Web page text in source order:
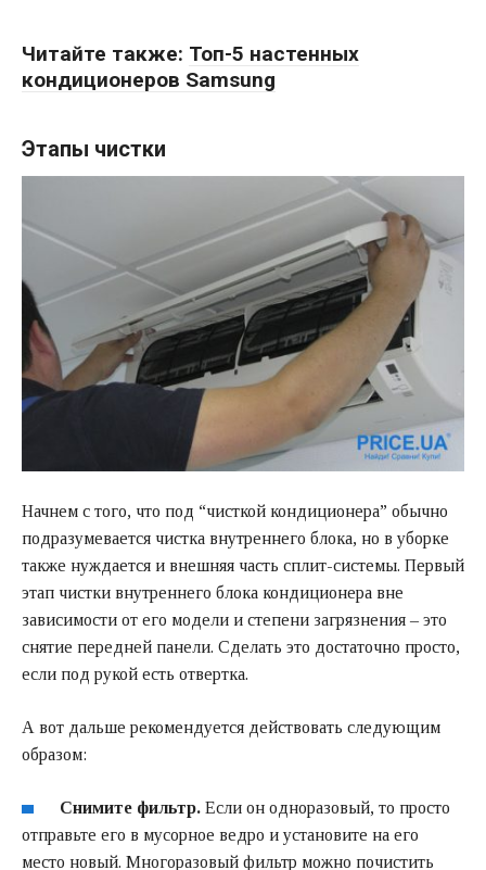
Читайте также: Топ-5 настенных
кондиционеров Samsung
Этапы чистки
Начнем с того, что под “чисткой кондиционера” обычно
подразумевается чистка внутреннего блока, но в уборке
также нуждается и внешняя часть сплит-системы. Первый
этап чистки внутреннего блока кондиционера вне
зависимости от его модели и степени загрязнения – это
снятие передней панели. Сделать это достаточно просто,
если под рукой есть отвертка.
А вот дальше рекомендуется действовать следующим
образом:
Снимите фильтр. Если он одноразовый, то просто
отправьте его в мусорное ведро и установите на его
место новый. Многоразовый фильтр можно почистить